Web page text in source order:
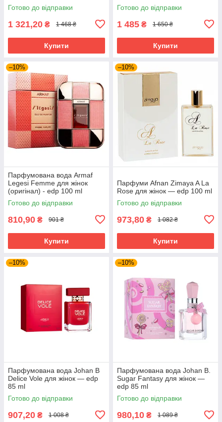
Готово до відправки
1 321,20 ₴ 1 468 ₴
Купити
Готово до відправки
1 485 ₴ 1 650 ₴
Купити
–10%
Парфумована вода Armaf
Legesi Femme для жінок
(оригінал) - edp 100 ml
Готово до відправки
810,90 ₴ 901 ₴
Купити
–10%
Парфуми Afnan Zimaya A La
Rose для жінок — edp 100 ml
Готово до відправки
973,80 ₴ 1 082 ₴
Купити
–10%
Парфумована вода Johan B
Delice Vole для жінок — edp
85 ml
Готово до відправки
907,20 ₴ 1 008 ₴
–10%
Парфумована вода Johan B.
Sugar Fantasy для жінок —
edp 85 ml
Готово до відправки
980,10 ₴ 1 089 ₴